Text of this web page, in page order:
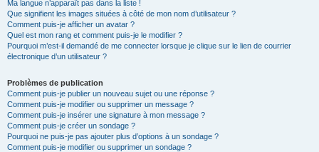
Ma langue n’apparaît pas dans la liste !
Que signifient les images situées à côté de mon nom d’utilisateur ?
Comment puis-je afficher un avatar ?
Quel est mon rang et comment puis-je le modifier ?
Pourquoi m’est-il demandé de me connecter lorsque je clique sur le lien de courrier
électronique d’un utilisateur ?
Problèmes de publication
Comment puis-je publier un nouveau sujet ou une réponse ?
Comment puis-je modifier ou supprimer un message ?
Comment puis-je insérer une signature à mon message ?
Comment puis-je créer un sondage ?
Pourquoi ne puis-je pas ajouter plus d’options à un sondage ?
Comment puis-je modifier ou supprimer un sondage ?